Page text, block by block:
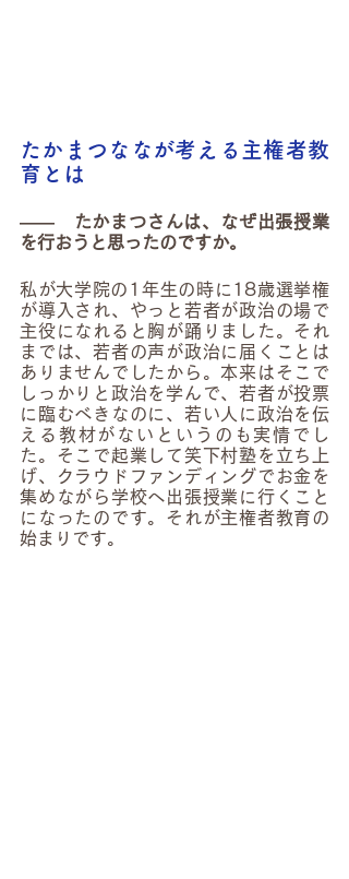
たかまつななが考える主権者教
育とは
――　たかまつさんは、なぜ出張授業
を行おうと思ったのですか。
私が大学院の1年生の時に18歳選挙権
が導入され、やっと若者が政治の場で
主役になれると胸が踊りました。それ
までは、若者の声が政治に届くことは
ありませんでしたから。本来はそこで
しっかりと政治を学んで、若者が投票
に臨むべきなのに、若い人に政治を伝
える教材がないというのも実情でし
た。そこで起業して笑下村塾を立ち上
げ、クラウドファンディングでお金を
集めながら学校へ出張授業に行くこと
になったのです。それが主権者教育の
始まりです。